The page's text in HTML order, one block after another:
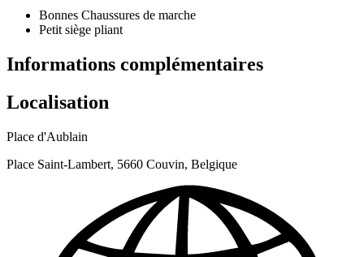
Bonnes Chaussures de marche
Petit siège pliant
Informations complémentaires
Localisation
Place d'Aublain
Place Saint-Lambert, 5660 Couvin, Belgique